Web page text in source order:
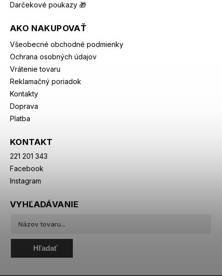
Darčekové poukazy 🎁
AKO NAKUPOVAŤ
Všeobecné obchodné podmienky
Ochrana osobných údajov
Vrátenie tovaru
Reklamačný poriadok
Kontakty
Doprava
Platba
KONTAKT
221 201 343
Facebook
Instagram
VYHĽADÁVANIE
Hľadať